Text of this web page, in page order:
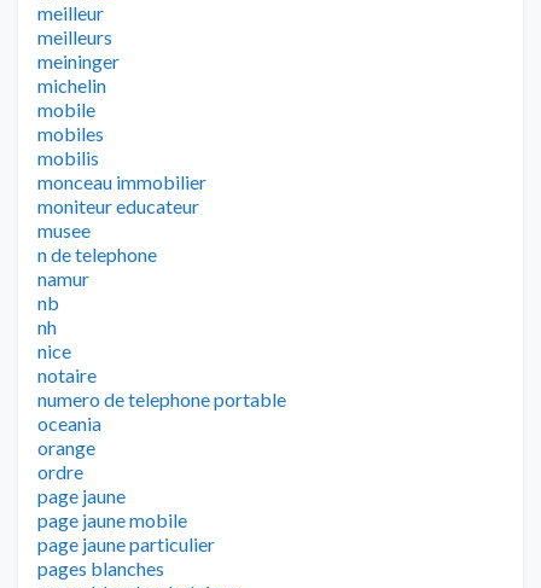
meilleur
meilleurs
meininger
michelin
mobile
mobiles
mobilis
monceau immobilier
moniteur educateur
musee
n de telephone
namur
nb
nh
nice
notaire
numero de telephone portable
oceania
orange
ordre
page jaune
page jaune mobile
page jaune particulier
pages blanches